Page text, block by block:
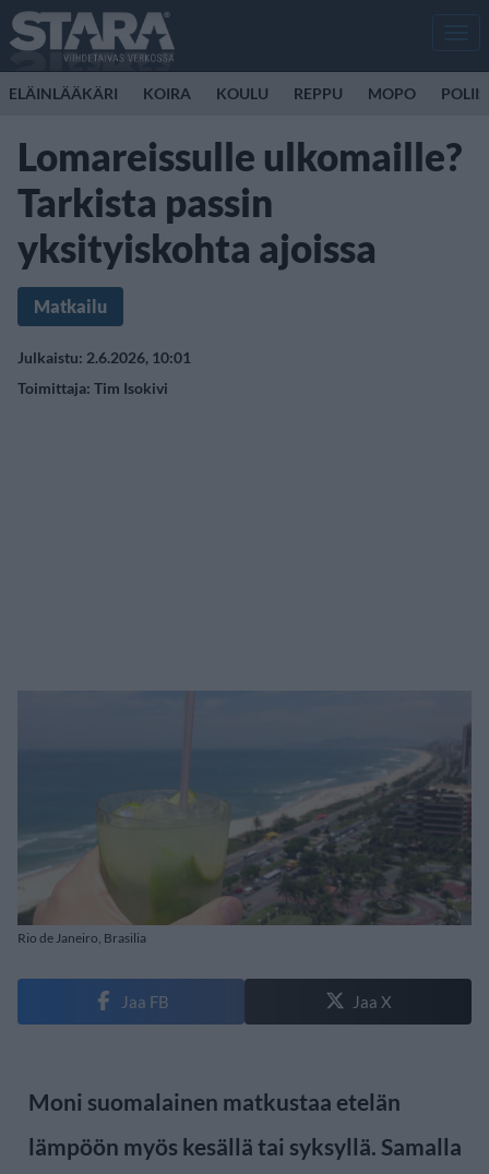
ELÄINLÄÄKÄRI KOIRA KOULU REPPU MOPO
Lomareissulle ulkomaille?
Tarkista passin
yksityiskohta ajoissa
Matkailu
Julkaistu: 2.6.2026, 10:01
Toimittaja: Tim Isokivi
Rio de Janeiro, Brasilia
Jaa FB Jaa X
Moni suomalainen matkustaa etelän
lämpöön myös kesällä tai syksyllä. Samalla